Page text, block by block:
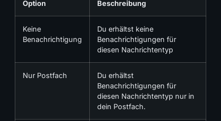
Option Beschreibung
Keine
Benachrichtigung
Du erhältst keine
Benachrichtigungen für
diesen Nachrichtentyp
Nur Postfach
Du erhältst
Benachrichtigungen für
diesen Nachrichtentyp nur in
dein Postfach.